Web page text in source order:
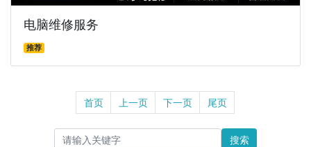
电脑维修服务
推荐
首页 上一页 下一页 尾页
搜索